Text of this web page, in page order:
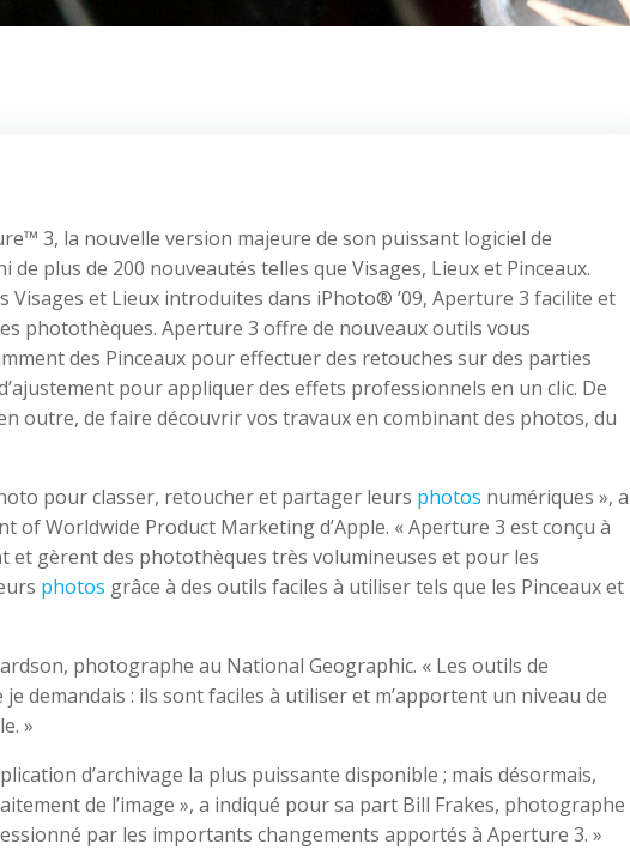
3, la nouvelle version majeure de son puissant logiciel de
plus de 200 nouveautés telles que Visages, Lieux et Pinceaux.
et Lieux introduites dans iPhoto® ’09, Aperture 3 facilite et
photothèques. Aperture 3 offre de nouveaux outils vous
des Pinceaux pour effectuer des retouches sur des parties
pour appliquer des effets professionnels en un clic. De
outre, de faire découvrir vos travaux en combinant des photos, du
pour classer, retoucher et partager leurs photos numériques », a
of Worldwide Product Marketing d’Apple. « Aperture 3 est conçu à
gèrent des photothèques très volumineuses et pour les
photos grâce à des outils faciles à utiliser tels que les Pinceaux et
photographe au National Geographic. « Les outils de
demandais : ils sont faciles à utiliser et m’apportent un niveau de
»
d’archivage la plus puissante disponible ; mais désormais,
de l’image », a indiqué pour sa part Bill Frakes, photographe
par les importants changements apportés à Aperture 3. »